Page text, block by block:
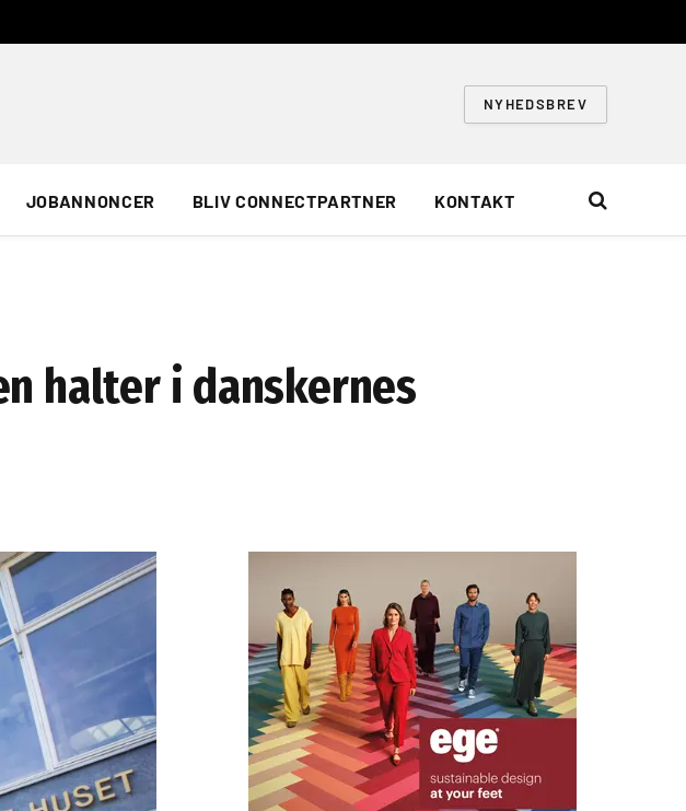
NYHEDSBREV
JOBANNONCER BLIV CONNECTPARTNER KONTAKT
halter i danskernes